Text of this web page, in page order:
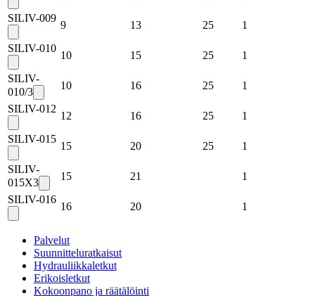
SILIV-009
9 13 25
1
SILIV-010
10 15 25
1
SILIV-
010/3
10 16 25
1
SILIV-012
12 16 25
1
SILIV-015
15 20 25
1
SILIV-
015X3
15 21
1
SILIV-016
16 20 1
Palvelut
Suunnitteluratkaisut
Hydrauliikkaletkut
Erikoisletkut
Kokoonpano ja räätälöinti